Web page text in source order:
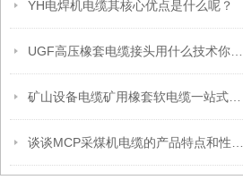
YH电焊机电缆其核心优点是什么呢？